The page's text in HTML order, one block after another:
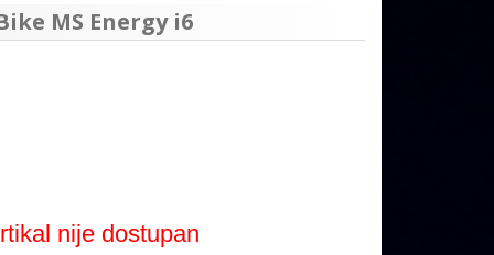
MS Energy i6
nije dostupan